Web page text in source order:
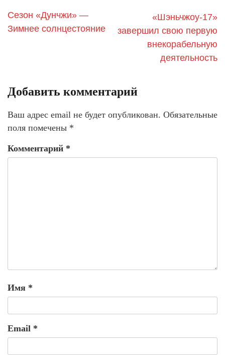
Сезон «Дунчжи» —
Зимнее солнцестояние
«Шэньчжоу-17»
завершил свою первую
внекорабельную
деятельность
Добавить комментарий
Ваш адрес email не будет опубликован. Обязательные
поля помечены *
Комментарий *
Имя *
Email *